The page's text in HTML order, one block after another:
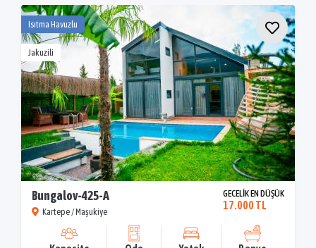
Isıtma Havuzlu
Jakuzili
Bungalov-425-A
Kartepe / Maşukiye
GECELİK EN DÜŞÜK
17.000 TL